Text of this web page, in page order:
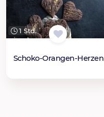
1 Std.
Schoko-Orangen-Herzen